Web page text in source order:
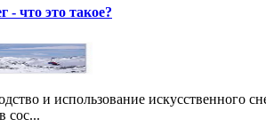
- что это такое?
и использование искусственного
сос...